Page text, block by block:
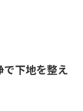
で下地を整え